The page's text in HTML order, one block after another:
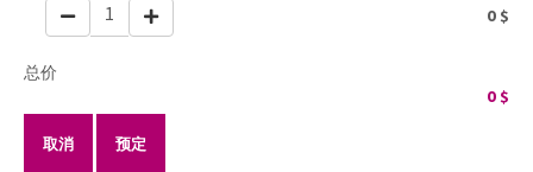
1 0 $
总价
0$
取消 预定